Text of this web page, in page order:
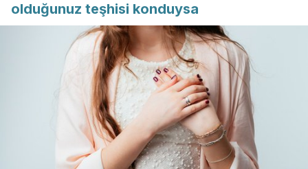
olduğunuz teşhisi konduysa